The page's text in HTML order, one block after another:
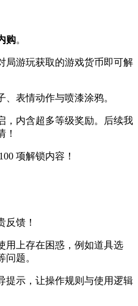
购。
局游玩获取的游戏货币即可解
表情动作与喷漆涂鸦。
，内含超多等级奖励。后续我
！
项解锁内容！
反馈！
用上存在困惑，例如道具选
题。
提示，让操作规则与使用逻辑